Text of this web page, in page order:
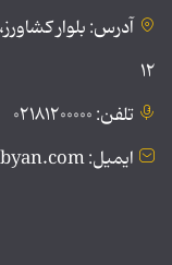
آدرس: بلوار
۱۲
تلفن: ۰۲۱۸۱۲۰۰۰۰۰
ایمیل: public@tebyan.com